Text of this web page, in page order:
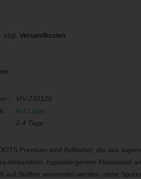
zzgl. Versandkosten
VIV-230120
Auf Lager
2-4 Tage
Premium sind Aufkleber, die aus
klebendem, hypoallergenem Klebeband
auf Stoffen verwendet werden, ohne